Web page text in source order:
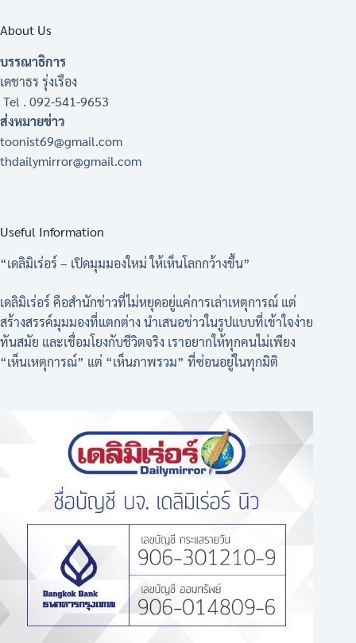
About Us
บรรณาธิการ
เดชาธร รุ่งเรือง
Tel . 092-541-9653
ส่งหมายข่าว
toonist69@gmail.com
thdailymirror@gmail.com
Useful Information
“เดลิมิเร่อร์ – เปิดมุมมองใหม่ ให้เห็นโลกกว้างขึ้น”
เดลิมิเร่อร์ คือสำนักข่าวที่ไม่หยุดอยู่แค่การเล่าเหตุการณ์ แต่
สร้างสรรค์มุมมองที่แตกต่าง นำเสนอข่าวในรูปแบบที่เข้าใจง่าย
ทันสมัย และเชื่อมโยงกับชีวิตจริง เราอยากให้ทุกคนไม่เพียง
“เห็นเหตุการณ์” แต่ “เห็นภาพรวม” ที่ซ่อนอยู่ในทุกมิติ